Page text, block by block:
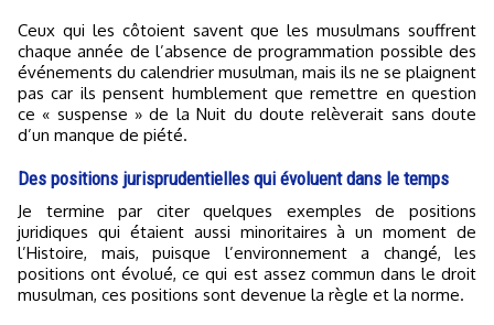
Ceux qui les côtoient savent que les musulmans souffrent
chaque année de l’absence de programmation possible des
événements du calendrier musulman, mais ils ne se plaignent
pas car ils pensent humblement que remettre en question
ce « suspense » de la Nuit du doute relèverait sans doute
d’un manque de piété.
Des positions jurisprudentielles qui évoluent dans le temps
Je termine par citer quelques exemples de positions
juridiques qui étaient aussi minoritaires à un moment de
l’Histoire, mais, puisque l’environnement a changé, les
positions ont évolué, ce qui est assez commun dans le droit
musulman, ces positions sont devenue la règle et la norme.